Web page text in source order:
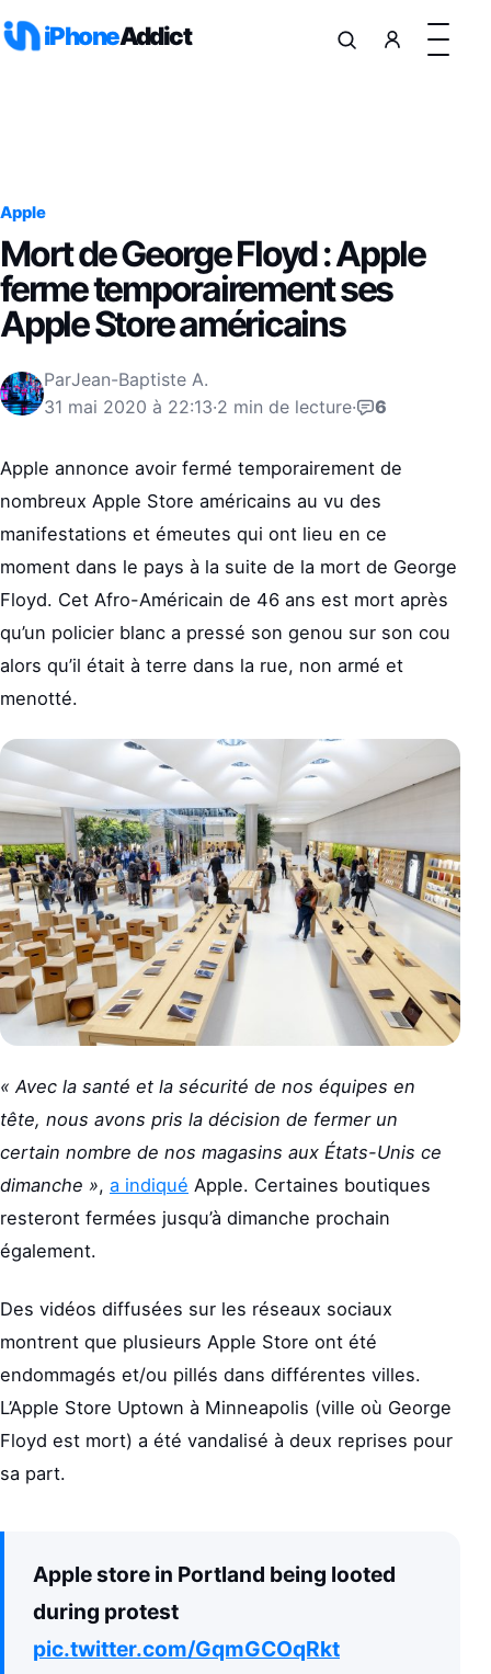
iPhoneAddict
Apple
Mort de George Floyd : Apple
ferme temporairement ses
Apple Store américains
ParJean-Baptiste A.
31 mai 2020 à 22:13·2 min de lecture· 6
Apple annonce avoir fermé temporairement de
nombreux Apple Store américains au vu des
manifestations et émeutes qui ont lieu en ce
moment dans le pays à la suite de la mort de George
Floyd. Cet Afro-Américain de 46 ans est mort après
qu’un policier blanc a pressé son genou sur son cou
alors qu’il était à terre dans la rue, non armé et
menotté.
« Avec la santé et la sécurité de nos équipes en
tête, nous avons pris la décision de fermer un
certain nombre de nos magasins aux États-Unis ce
dimanche », a indiqué Apple. Certaines boutiques
resteront fermées jusqu’à dimanche prochain
également.
Des vidéos diffusées sur les réseaux sociaux
montrent que plusieurs Apple Store ont été
endommagés et/ou pillés dans différentes villes.
L’Apple Store Uptown à Minneapolis (ville où George
Floyd est mort) a été vandalisé à deux reprises pour
sa part.
Apple store in Portland being looted
during protest
pic.twitter.com/GqmGCOqRkt